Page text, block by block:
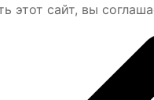
этот сайт, вы